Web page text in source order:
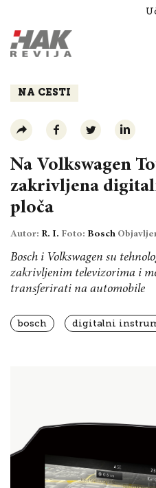
Razgovori
NA CESTI
Na Volkswagen
zakrivljena
ploča
Autor: R. I. Foto: Bosch
Bosch i Volkswagen su
zakrivljenim televizorima i
transferirati na automobile
bosch digitalni